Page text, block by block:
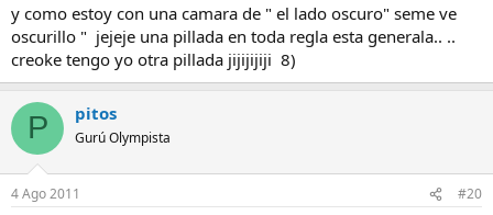
y como estoy con una camara de " el lado oscuro" seme ve
oscurillo " jejeje una pillada en toda regla esta generala.. ..
creoke tengo yo otra pillada jijijijiji 8)
P pitos
Gurú Olympista
4 Ago 2011 #20